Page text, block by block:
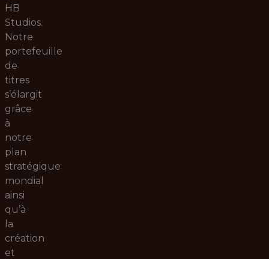
HB
Studios.
Notre
portefeuille
de
titres
s’élargit
grâce
à
notre
plan
stratégique
mondial
ainsi
qu’à
la
création
et